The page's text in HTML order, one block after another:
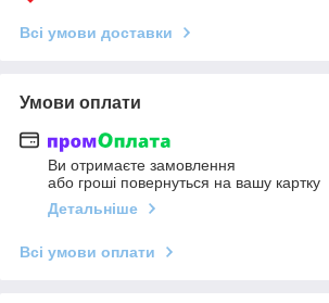
Всі умови доставки
Умови оплати
Ви отримаєте замовлення
або гроші повернуться на вашу картку
Детальніше
Всі умови оплати